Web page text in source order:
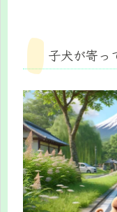
子犬が寄っ